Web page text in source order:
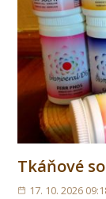
Tkáňové
17. 10. 2026